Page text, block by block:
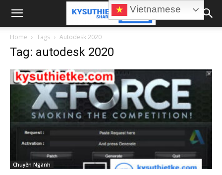
Home Tags Autodesk 2020
Tag: autodesk 2020
Chuyên Ngành
Vietnamese